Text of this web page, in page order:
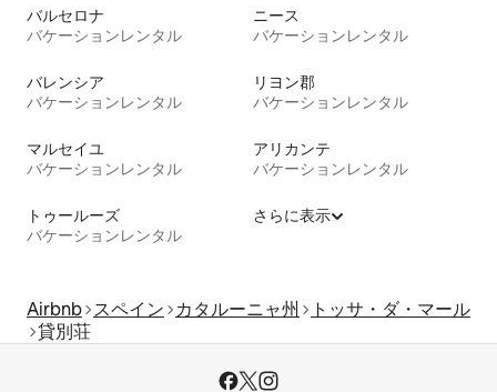
バルセロナ
バケーションレンタル
ニース
バケーションレンタル
バレンシア
バケーションレンタル
リヨン郡
バケーションレンタル
マルセイユ
バケーションレンタル
アリカンテ
バケーションレンタル
トゥールーズ
バケーションレンタル
さらに表示
Airbnb スペイン カタルーニャ州
トッサ・ダ・マール
貸別荘